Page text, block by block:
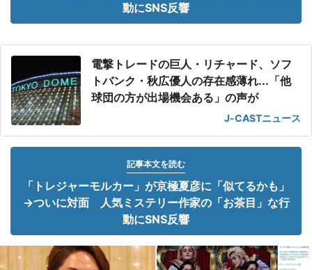
動にSNS反響
電撃トレードの巨人・リチャード、ソフ
トバンク・秋広優人の存在感薄れ...「他
球団の方が出場機会ある」の声が
J-CASTニュース
記事本文を読む
「トレジャーモルカー」が京極夏彦に「似てるかも」
→ついに対面 人気ミステリー作家の「お茶目」な行
動にSNS反響